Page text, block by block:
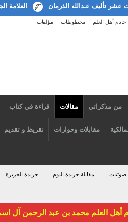
عبدالله الذرمان العلامة الجليل
أهل العلم مخطوطات مؤلفات
من مذكراتي مقالات قراءة في كتاب
مقابلات وحوارات تقريظ و تقديم
صوتيات مقابلة جريدة اليوم جريدة الجزيرة
أهل العلم محمد بن عبد الرحمن آل